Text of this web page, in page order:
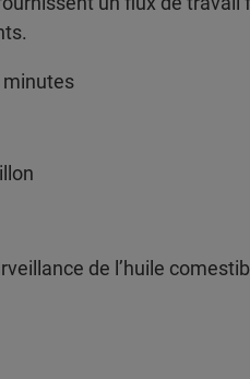
minutes
de l’huile